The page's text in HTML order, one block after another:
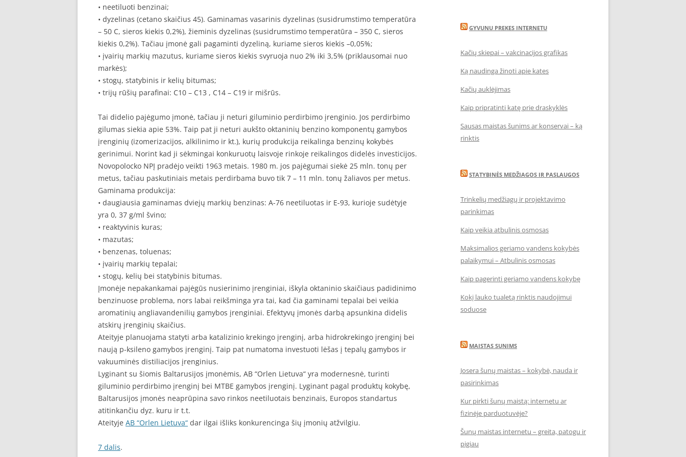
• neetiluoti benzinai;
• dyzelinas (cetano skaičius 45). Gaminamas vasarinis dyzelinas (susidrumstimo temperatūra
– 50 C, sieros kiekis 0,2%), žieminis dyzelinas (susidrumstimo temperatūra – 350 C, sieros
kiekis 0,2%). Tačiau įmonė gali pagaminti dyzeliną, kuriame sieros kiekis –0,05%;
• įvairių markių mazutus, kuriame sieros kiekis svyruoja nuo 2% iki 3,5% (priklausomai nuo
markės);
• stogų, statybinis ir kelių bitumas;
• trijų rūšių parafinai: C10 – C13 , C14 – C19 ir mišrūs.
Tai didelio pajėgumo įmonė, tačiau ji neturi giluminio perdirbimo įrenginio. Jos perdirbimo
gilumas siekia apie 53%. Taip pat ji neturi aukšto oktaninių benzino komponentų gamybos
įrenginių (izomerizacijos, alkilinimo ir kt.), kurių produkcija reikalinga benzinų kokybės
gerinimui. Norint kad ji sėkmingai konkuruotų laisvoje rinkoje reikalingos didelės investicijos.
Novopolocko NPĮ pradėjo veikti 1963 metais. 1980 m. jos pajėgumai siekė 25 mln. tonų per
metus, tačiau paskutiniais metais perdirbama buvo tik 7 – 11 mln. tonų žaliavos per metus.
Gaminama produkcija:
• daugiausia gaminamas dviejų markių benzinas: A-76 neetiluotas ir E-93, kurioje sudėtyje
yra 0, 37 g/ml švino;
• reaktyvinis kuras;
• mazutas;
• benzenas, toluenas;
• įvairių markių tepalai;
• stogų, kelių bei statybinis bitumas.
Įmonėje nepakankamai pajėgūs nusierinimo įrenginiai, iškyla oktaninio skaičiaus padidinimo
benzinuose problema, nors labai reikšminga yra tai, kad čia gaminami tepalai bei veikia
aromatinių angliavandenilių gamybos įrenginiai. Efektyvų įmonės darbą apsunkina didelis
atskirų įrenginių skaičius.
Ateityje planuojama statyti arba katalizinio krekingo įrenginį, arba hidrokrekingo įrenginį bei
naują p-ksileno gamybos įrenginį. Taip pat numatoma investuoti lėšas į tepalų gamybos ir
vakuuminės distiliacijos įrenginius.
Lyginant su šiomis Baltarusijos įmonėmis, AB “Orlen Lietuva“ yra modernesnė, turinti
giluminio perdirbimo įrenginį bei MTBE gamybos įrenginį. Lyginant pagal produktų kokybę,
Baltarusijos įmonės neaprūpina savo rinkos neetiluotais benzinais, Europos standartus
atitinkančiu dyz. kuru ir t.t.
Ateityje AB “Orlen Lietuva“ dar ilgai išliks konkurencinga šių įmonių atžvilgiu.
7 dalis.
GYVUNU PREKES INTERNETU
Kačių skiepai – vakcinacijos grafikas
Ką naudinga žinoti apie kates
Kačių auklėjimas
Kaip pripratinti katę prie draskyklės
Sausas maistas šunims ar konservai – ką
rinktis
STATYBINĖS MEDŽIAGOS IR PASLAUGOS
Trinkelių medžiagų ir projektavimo
parinkimas
Kaip veikia atbulinis osmosas
Maksimalios geriamo vandens kokybės
palaikymui – Atbulinis osmosas
Kaip pagerinti geriamo vandens kokybę
Kokį lauko tualetą rinktis naudojimui
soduose
MAISTAS SUNIMS
Josera šunų maistas – kokybė, nauda ir
pasirinkimas
Kur pirkti šunų maistą: internetu ar
fizinėje parduotuvėje?
Šunų maistas internetu – greita, patogu ir
pigiau